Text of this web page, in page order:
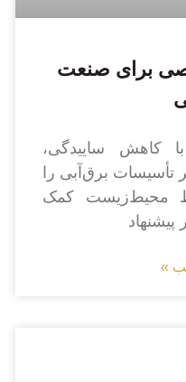
برای صنعت
کاهش ساییدگی،
برق‌آبی را
محیط‌زیست کمک
پیشنهاد
»